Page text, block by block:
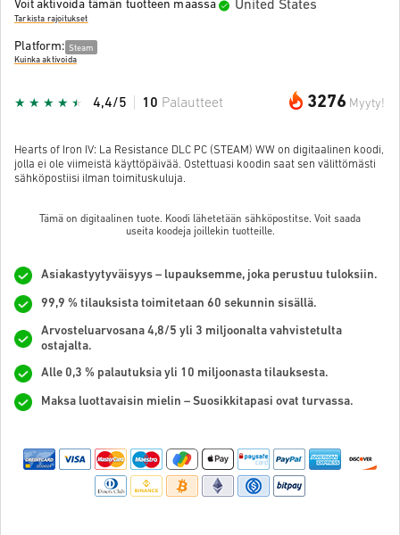
Voit aktivoida tämän tuotteen maassa United States
Tarkista rajoitukset
Platform: Steam
Kuinka aktivoida
3276 Myyty!
4,4/5 10 Palautteet
Hearts of Iron IV: La Resistance DLC PC (STEAM) WW on digitaalinen koodi,
jolla ei ole viimeistä käyttöpäivää. Ostettuasi koodin saat sen välittömästi
sähköpostiisi ilman toimituskuluja.
Tämä on digitaalinen tuote. Koodi lähetetään sähköpostitse. Voit saada
useita koodeja joillekin tuotteille.
Asiakastyytyväisyys – lupauksemme, joka perustuu tuloksiin.
99,9 % tilauksista toimitetaan 60 sekunnin sisällä.
Arvosteluarvosana 4,8/5 yli 3 miljoonalta vahvistetulta
ostajalta.
Alle 0,3 % palautuksia yli 10 miljoonasta tilauksesta.
Maksa luottavaisin mielin – Suosikkitapasi ovat turvassa.